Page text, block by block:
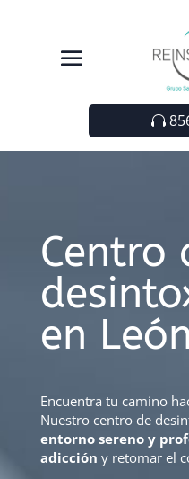
Centro
en León
Encuentra tu camino
Nuestro centro de
entorno sereno y
adicción y retomar el